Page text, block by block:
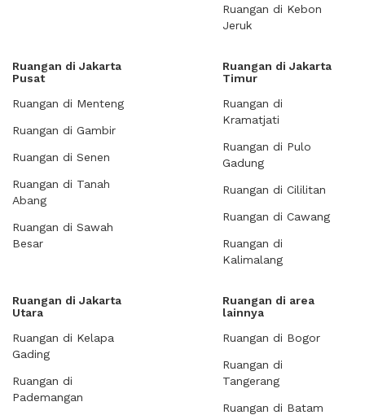
Ruangan di Kebon
Jeruk
Ruangan di Jakarta
Pusat
Ruangan di Menteng
Ruangan di Gambir
Ruangan di Senen
Ruangan di Tanah
Abang
Ruangan di Sawah
Besar
Ruangan di Jakarta
Timur
Ruangan di
Kramatjati
Ruangan di Pulo
Gadung
Ruangan di Cililitan
Ruangan di Cawang
Ruangan di
Kalimalang
Ruangan di Jakarta
Utara
Ruangan di Kelapa
Gading
Ruangan di
Pademangan
Ruangan di area
lainnya
Ruangan di Bogor
Ruangan di
Tangerang
Ruangan di Batam